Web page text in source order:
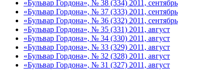
«Бульвар Гордона», № 38 (334) 2011, сентябрь
«Бульвар Гордона», № 37 (333) 2011, сентябрь
«Бульвар Гордона», № 36 (332) 2011, сентябрь
«Бульвар Гордона», № 35 (331) 2011, август
«Бульвар Гордона», № 34 (330) 2011, август
«Бульвар Гордона», № 33 (329) 2011, август
«Бульвар Гордона», № 32 (328) 2011, август
«Бульвар Гордона», № 31 (327) 2011, август